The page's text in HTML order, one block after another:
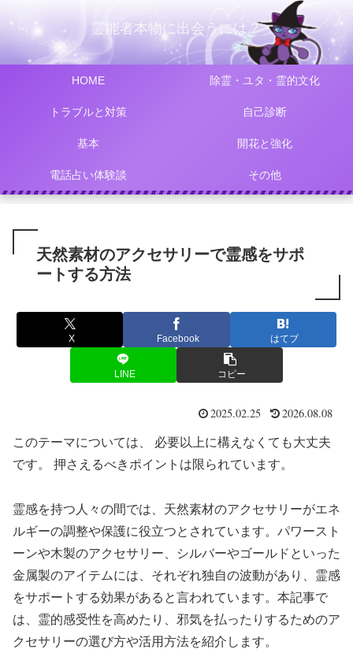
霊能者本物に出会うには？
HOME 除霊・ユタ・霊的文化
トラブルと対策 自己診断
基本 開花と強化
電話占い体験談 その他
天然素材のアクセサリーで霊感をサポ
ートする方法
X Facebook はてブ
LINE コピー
2025.02.25 2026.08.08
このテーマについては、 必要以上に構えなくても大丈夫
です。 押さえるべきポイントは限られています。
霊感を持つ人々の間では、天然素材のアクセサリーがエネ
ルギーの調整や保護に役立つとされています。パワースト
ーンや木製のアクセサリー、シルバーやゴールドといった
金属製のアイテムには、それぞれ独自の波動があり、霊感
をサポートする効果があると言われています。本記事で
は、霊的感受性を高めたり、邪気を払ったりするためのア
クセサリーの選び方や活用方法を紹介します。